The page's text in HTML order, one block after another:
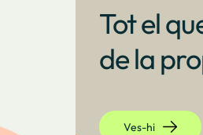
Tot el
de la
Ves-hi